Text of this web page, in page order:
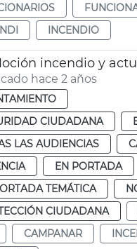
INCENDIO
hace 2 años
CIUDADANA
LAS AUDIENCIAS
EN PORTADA
TEMÁTICA
CIUDADANA
CAMPANAR